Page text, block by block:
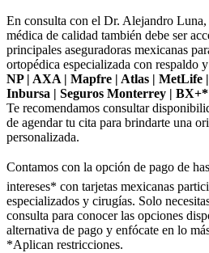
En consulta con el Dr. Alejandro Luna,
médica de calidad también debe ser
principales aseguradoras mexicanas
ortopédica especializada con respaldo
NP | AXA | Mapfre | Atlas | MetLife
Inbursa | Seguros Monterrey | BX+*
Te recomendamos consultar
de agendar tu cita para brindarte una
personalizada.
Contamos con la opción de pago de
intereses* con tarjetas mexicanas
especializados y cirugías. Solo
consulta para conocer las opciones
alternativa de pago y enfócate en lo
*Aplican restricciones.